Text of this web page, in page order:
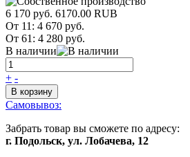
6 170 руб. 6170.00 RUB
От 11: 4 670 руб.
От 61: 4 280 руб.
В наличии
+ -
В корзину
Самовывоз:
Забрать товар вы сможете по адресу:
г. Подольск, ул. Лобачева, 12